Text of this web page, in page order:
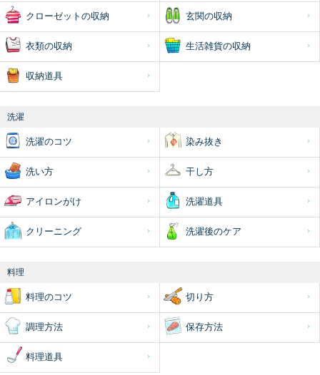
クローゼットの収納 玄関の収納
衣類の収納 生活雑貨の収納
収納道具
洗濯
洗濯のコツ 染み抜き
洗い方 干し方
アイロンがけ 洗濯道具
クリーニング 洗濯後のケア
料理
料理のコツ 切り方
調理方法 保存方法
料理道具